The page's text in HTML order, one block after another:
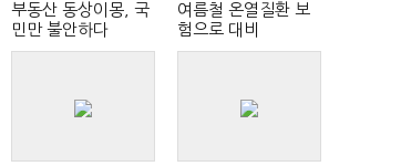
부동산 동상이몽, 국
민만 불안하다
여름철 온열질환 보
험으로 대비